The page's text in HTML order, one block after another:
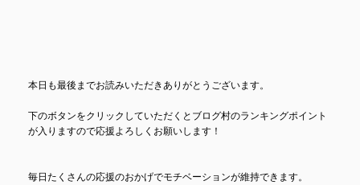
本日も最後までお読みいただきありがとうございます。
下のボタンをクリックしていただくとブログ村のランキングポイント
が入りますので応援よろしくお願いします！
毎日たくさんの応援のおかげでモチベーションが維持できます。